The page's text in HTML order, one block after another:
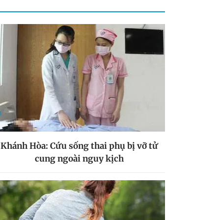
Khánh Hòa: Cứu sống thai phụ bị vỡ tử
cung ngoài nguy kịch